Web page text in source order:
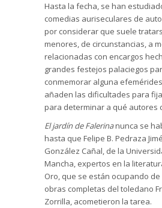
Hasta la fecha, se han
comedias auriseculares de
por considerar que suele
menores, de circunstancias, a
relacionadas con encargos
grandes festejos palaciegos
conmemorar alguna
añaden las dificultades para
para determinar a qué autores
El jardín de Falerinanunca se
hasta que Felipe B. Pedraza
González Cañal, de la
Mancha, expertos en la
Oro, que se están ocupando
obras completas del toledano
Zorrilla, acometieron la tarea.